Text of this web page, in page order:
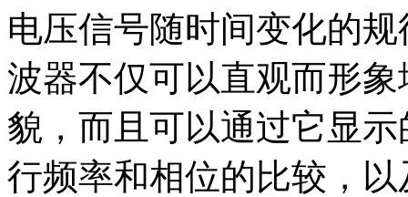
电压信号随时间变化的
波器不仅可以直观而形
貌，而且可以通过它显
行频率和相位的比较，